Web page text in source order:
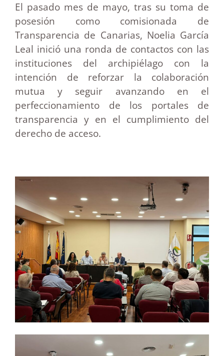
El pasado mes de mayo, tras su toma de
posesión como comisionada de
Transparencia de Canarias, Noelia García
Leal inició una ronda de contactos con las
instituciones del archipiélago con la
intención de reforzar la colaboración
mutua y seguir avanzando en el
perfeccionamiento de los portales de
transparencia y en el cumplimiento del
derecho de acceso.